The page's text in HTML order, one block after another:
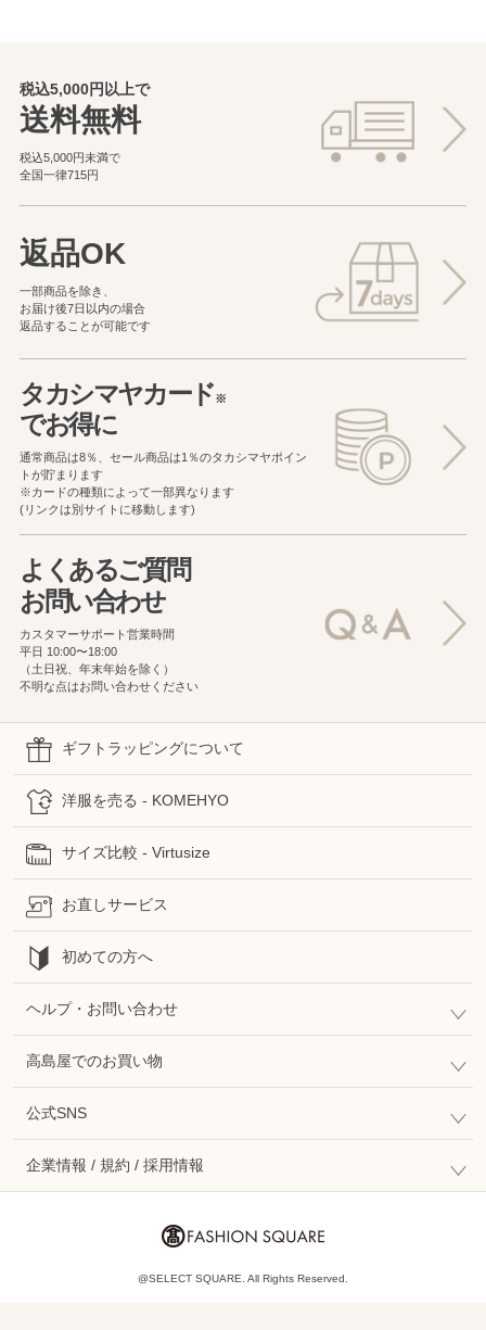
税込5,000円以上で
送料無料
税込5,000円未満で
全国一律715円
返品OK
一部商品を除き、
お届け後7日以内の場合
返品することが可能です
タカシマヤカード※
でお得に
通常商品は8％、セール商品は1％のタカシマヤポイン
トが貯まります
※カードの種類によって一部異なります
(リンクは別サイトに移動します)
よくあるご質問
お問い合わせ
カスタマーサポート営業時間
平日 10:00〜18:00
（土日祝、年末年始を除く）
不明な点はお問い合わせください
ギフトラッピングについて
洋服を売る - KOMEHYO
サイズ比較 - Virtusize
お直しサービス
初めての方へ
ヘルプ・お問い合わせ
高島屋でのお買い物
公式SNS
企業情報 / 規約 / 採用情報
@SELECT SQUARE. All Rights Reserved.